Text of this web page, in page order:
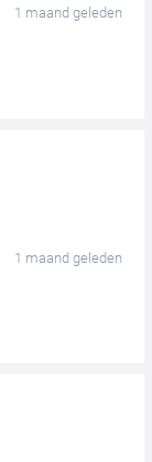
1 maand geleden
1 maand geleden